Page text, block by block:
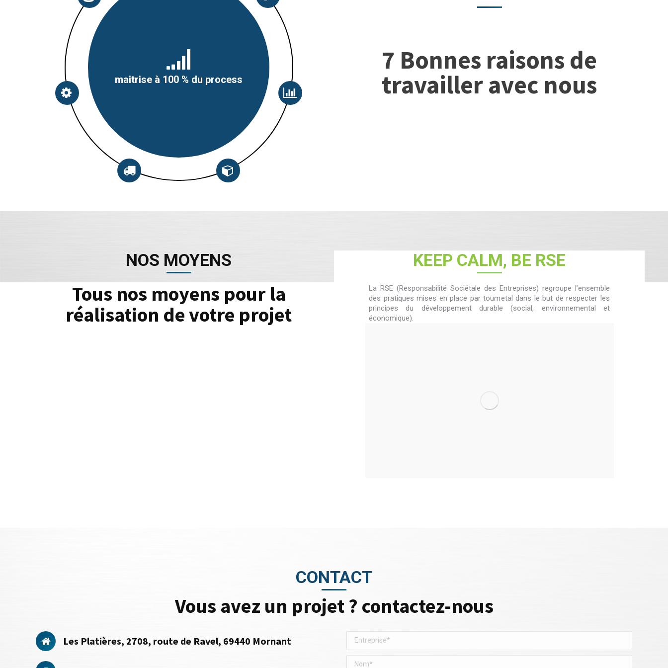
maitrise à 100 % du process
7 Bonnes raisons de
travailler avec nous
NOS MOYENS
Tous nos moyens pour la
réalisation de votre projet
KEEP CALM, BE RSE
La RSE (Responsabilité Sociétale des Entreprises) regroupe l’ensemble
des pratiques mises en place par toumetal dans le but de respecter les
principes du développement durable (social, environnemental et
économique).
CONTACT
Vous avez un projet ? contactez-nous
Les Platières, 2708, route de Ravel, 69440 Mornant